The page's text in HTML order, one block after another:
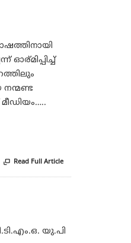
ഓര്മിപ്പിച്ച്
നന്മണ്ട
മീഡിയം…..
 Read Full Article
യു.പി